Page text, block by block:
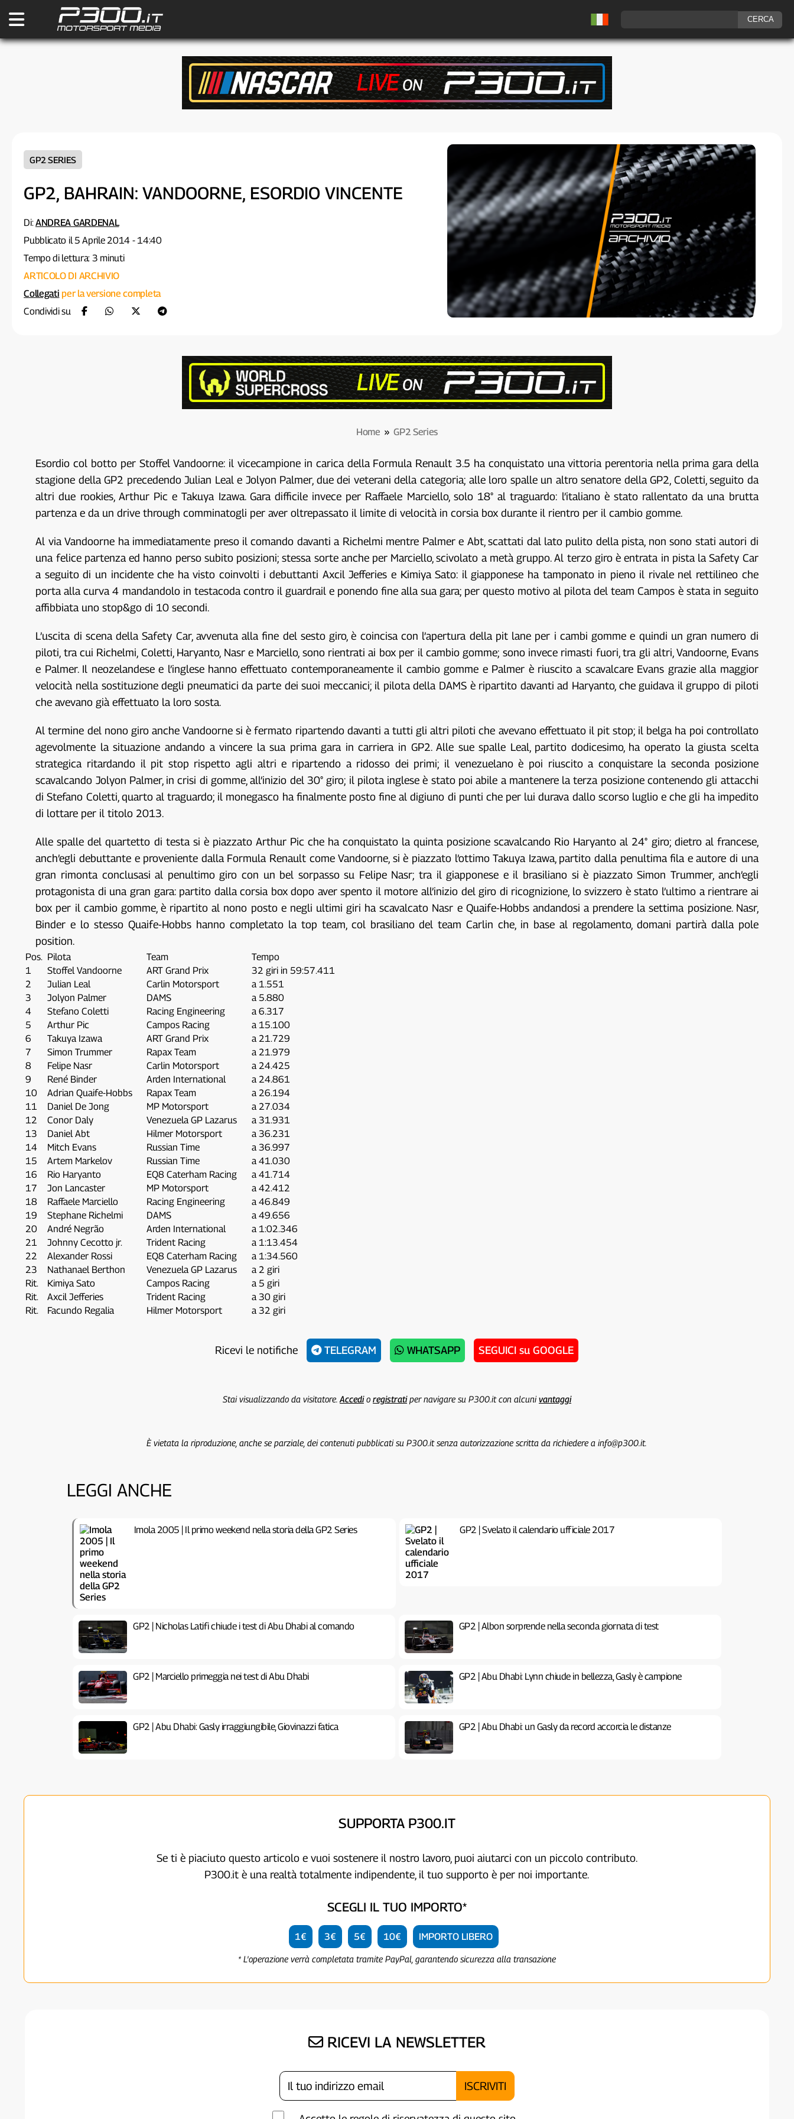
GP2 SERIES
GP2, BAHRAIN: VANDOORNE, ESORDIO VINCENTE
Di:ANDREA GARDENAL
Pubblicato il 5 Aprile 2014 - 14:40
Tempo di lettura: 3 minuti
ARTICOLO DI ARCHIVIO
Collegati per la versione completa
Condividi su
Home »GP2 Series
Esordio col botto per Stoffel Vandoorne: il vicecampione in carica della Formula Renault 3.5 ha conquistato una vittoria perentoria nella prima gara della
stagione della GP2 precedendo Julian Leal e Jolyon Palmer, due dei veterani della categoria; alle loro spalle un altro senatore della GP2, Coletti, seguito da
altri due rookies, Arthur Pic e Takuya Izawa. Gara difficile invece per Raffaele Marciello, solo 18° al traguardo: l’italiano è stato rallentato da una brutta
partenza e da un drive through comminatogli per aver oltrepassato il limite di velocità in corsia box durante il rientro per il cambio gomme.
Al via Vandoorne ha immediatamente preso il comando davanti a Richelmi mentre Palmer e Abt, scattati dal lato pulito della pista, non sono stati autori di
una felice partenza ed hanno perso subito posizioni; stessa sorte anche per Marciello, scivolato a metà gruppo. Al terzo giro è entrata in pista la Safety Car
a seguito di un incidente che ha visto coinvolti i debuttanti Axcil Jefferies e Kimiya Sato: il giapponese ha tamponato in pieno il rivale nel rettilineo che
porta alla curva 4 mandandolo in testacoda contro il guardrail e ponendo fine alla sua gara; per questo motivo al pilota del team Campos è stata in seguito
affibbiata uno stop&go di 10 secondi.
L’uscita di scena della Safety Car, avvenuta alla fine del sesto giro, è coincisa con l’apertura della pit lane per i cambi gomme e quindi un gran numero di
piloti, tra cui Richelmi, Coletti, Haryanto, Nasr e Marciello, sono rientrati ai box per il cambio gomme; sono invece rimasti fuori, tra gli altri, Vandoorne, Evans
e Palmer. Il neozelandese e l’inglese hanno effettuato contemporaneamente il cambio gomme e Palmer è riuscito a scavalcare Evans grazie alla maggior
velocità nella sostituzione degli pneumatici da parte dei suoi meccanici; il pilota della DAMS è ripartito davanti ad Haryanto, che guidava il gruppo di piloti
che avevano già effettuato la loro sosta.
Al termine del nono giro anche Vandoorne si è fermato ripartendo davanti a tutti gli altri piloti che avevano effettuato il pit stop; il belga ha poi controllato
agevolmente la situazione andando a vincere la sua prima gara in carriera in GP2. Alle sue spalle Leal, partito dodicesimo, ha operato la giusta scelta
strategica ritardando il pit stop rispetto agli altri e ripartendo a ridosso dei primi; il venezuelano è poi riuscito a conquistare la seconda posizione
scavalcando Jolyon Palmer, in crisi di gomme, all’inizio del 30° giro; il pilota inglese è stato poi abile a mantenere la terza posizione contenendo gli attacchi
di Stefano Coletti, quarto al traguardo; il monegasco ha finalmente posto fine al digiuno di punti che per lui durava dallo scorso luglio e che gli ha impedito
di lottare per il titolo 2013.
Alle spalle del quartetto di testa si è piazzato Arthur Pic che ha conquistato la quinta posizione scavalcando Rio Haryanto al 24° giro; dietro al francese,
anch’egli debuttante e proveniente dalla Formula Renault come Vandoorne, si è piazzato l’ottimo Takuya Izawa, partito dalla penultima fila e autore di una
gran rimonta conclusasi al penultimo giro con un bel sorpasso su Felipe Nasr; tra il giapponese e il brasiliano si è piazzato Simon Trummer, anch’egli
protagonista di una gran gara: partito dalla corsia box dopo aver spento il motore all’inizio del giro di ricognizione, lo svizzero è stato l’ultimo a rientrare ai
box per il cambio gomme, è ripartito al nono posto e negli ultimi giri ha scavalcato Nasr e Quaife-Hobbs andandosi a prendere la settima posizione. Nasr,
Binder e lo stesso Quaife-Hobbs hanno completato la top team, col brasiliano del team Carlin che, in base al regolamento, domani partirà dalla pole
position.
Pos. Pilota Team
Tempo
1
Stoffel Vandoorne ART Grand Prix
32 giri in 59:57.411
2
Julian Leal Carlin Motorsport
a 1.551
3
Jolyon Palmer DAMS
a 5.880
4
Stefano Coletti Racing Engineering
a 6.317
5
Arthur Pic Campos Racing
a 15.100
6
Takuya Izawa ART Grand Prix
a 21.729
7
Simon Trummer Rapax Team
a 21.979
8
Felipe Nasr Carlin Motorsport
a 24.425
9
René Binder Arden International
a 24.861
10
Adrian Quaife-Hobbs Rapax Team
a 26.194
11
Daniel De Jong MP Motorsport
a 27.034
12
Conor Daly Venezuela GP Lazarus
a 31.931
13
Daniel Abt Hilmer Motorsport
a 36.231
14
Mitch Evans Russian Time
a 36.997
15
Artem Markelov Russian Time
a 41.030
16
Rio Haryanto EQ8 Caterham Racing
a 41.714
17
Jon Lancaster MP Motorsport
a 42.412
18
Raffaele Marciello Racing Engineering
a 46.849
19
Stephane Richelmi DAMS
a 49.656
20
André Negrão Arden International
a 1:02.346
21
Johnny Cecotto jr. Trident Racing
a 1:13.454
22
Alexander Rossi EQ8 Caterham Racing
a 1:34.560
23
Nathanael Berthon Venezuela GP Lazarus
a 2 giri
Rit.
Kimiya Sato Campos Racing
a 5 giri
Rit.
Axcil Jefferies Trident Racing
a 30 giri
Rit.
Facundo Regalia Hilmer Motorsport a 32 giri
Ricevi le notifiche TELEGRAM WHATSAPP SEGUICI su GOOGLE
Stai visualizzando da visitatore. Accedio registratiper navigare su P300.it con alcunivantaggi
È vietata la riproduzione, anche se parziale, dei contenuti pubblicati su P300.it senza autorizzazione scritta da richiedere a info@p300.it.
LEGGI ANCHE
Imola 2005 | Il primo weekend nella storia della GP2 Series GP2 | Svelato il calendario ufficiale 2017
GP2 | Nicholas Latifi chiude i test di Abu Dhabi al comando GP2 | Albon sorprende nella seconda giornata di test
GP2 | Marciello primeggia nei test di Abu Dhabi GP2 | Abu Dhabi: Lynn chiude in bellezza, Gasly è campione
GP2 | Abu Dhabi: Gasly irraggiungibile, Giovinazzi fatica GP2 | Abu Dhabi: un Gasly da record accorcia le distanze
SUPPORTA P300.IT
Se ti è piaciuto questo articolo e vuoi sostenere il nostro lavoro, puoi aiutarci con un piccolo contributo.
P300.it è una realtà totalmente indipendente, il tuo supporto è per noi importante.
SCEGLI IL TUO IMPORTO*
1€ 3€ 5€ 10€ IMPORTO LIBERO
* L'operazione verrà completata tramite PayPal, garantendo sicurezza alla transazione
RICEVI LA NEWSLETTER